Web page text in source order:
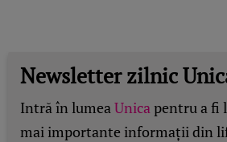
Newsletter zilnic
Intră în lumeaUnicapentru a fi
mai importante informații din